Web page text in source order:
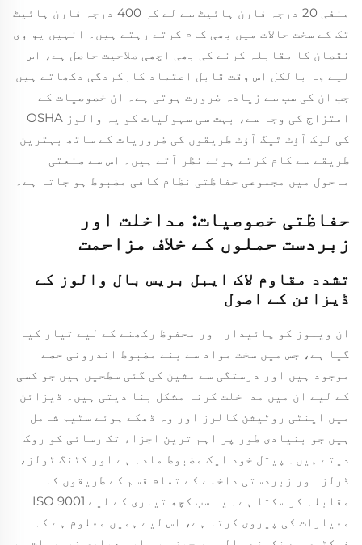
منفی 20 درجہ فارن ہائیٹ سے لے کر 400 درجہ فارن ہائیٹ
تک کے سخت حالات میں بھی کام کرتے رہتے ہیں۔ انہیں یو وی
نقصان کا مقابلہ کرنے کی بھی اچھی صلاحیت حاصل ہے، اس
لیے وہ بالکل اس وقت قابل اعتماد کارکردگی دکھاتے ہیں
جب ان کی سب سے زیادہ ضرورت ہوتی ہے۔ ان خصوصیات کے
امتزاج کی وجہ سے، بہت سی سہولیات کو یہ والوز OSHA
کی لوک آؤٹ ٹیگ آؤٹ طریقوں کی ضروریات کے ساتھ بہترین
طریقے سے کام کرتے ہوئے نظر آتے ہیں۔ اس سے صنعتی
ماحول میں مجموعی حفاظتی نظام کافی مضبوط ہو جاتا ہے۔
حفاظتی خصوصیات: مداخلت اور
زبردست حملوں کے خلاف مزاحمت
تشدد مقاوم لاک ایبل بریس بال والوز کے
ڈیزائن کے اصول
ان ویلوز کو پائیدار اور محفوظ رکھنے کے لیے تیار کیا
گیا ہے، جس میں سخت مواد سے بنے مضبوط اندرونی حصے
موجود ہیں اور درستگی سے مشین کی گئی سطحیں ہیں جو کسی
کے لیے ان میں مداخلت کرنا مشکل بنا دیتی ہیں۔ ڈیزائن
میں اینٹی روٹیشن کالرز اور وہ ڈھکے ہوئے سٹیم شامل
ہیں جو بنیادی طور پر اہم ترین اجزاء تک رسائی کو روک
دیتے ہیں۔ پیتل خود ایک مضبوط مادہ ہے اور کٹنگ ٹولز،
ڈرلز اور زبردستی داخلے کے تمام قسم کے طریقوں کا
مقابلہ کر سکتا ہے۔ یہ سب کچھ تیاری کے لیے ISO 9001
معیارات کی پیروی کرتا ہے، اس لیے ہمیں معلوم ہے کہ